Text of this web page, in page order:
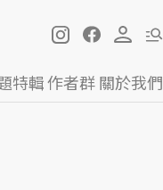
特輯作者群關於我們